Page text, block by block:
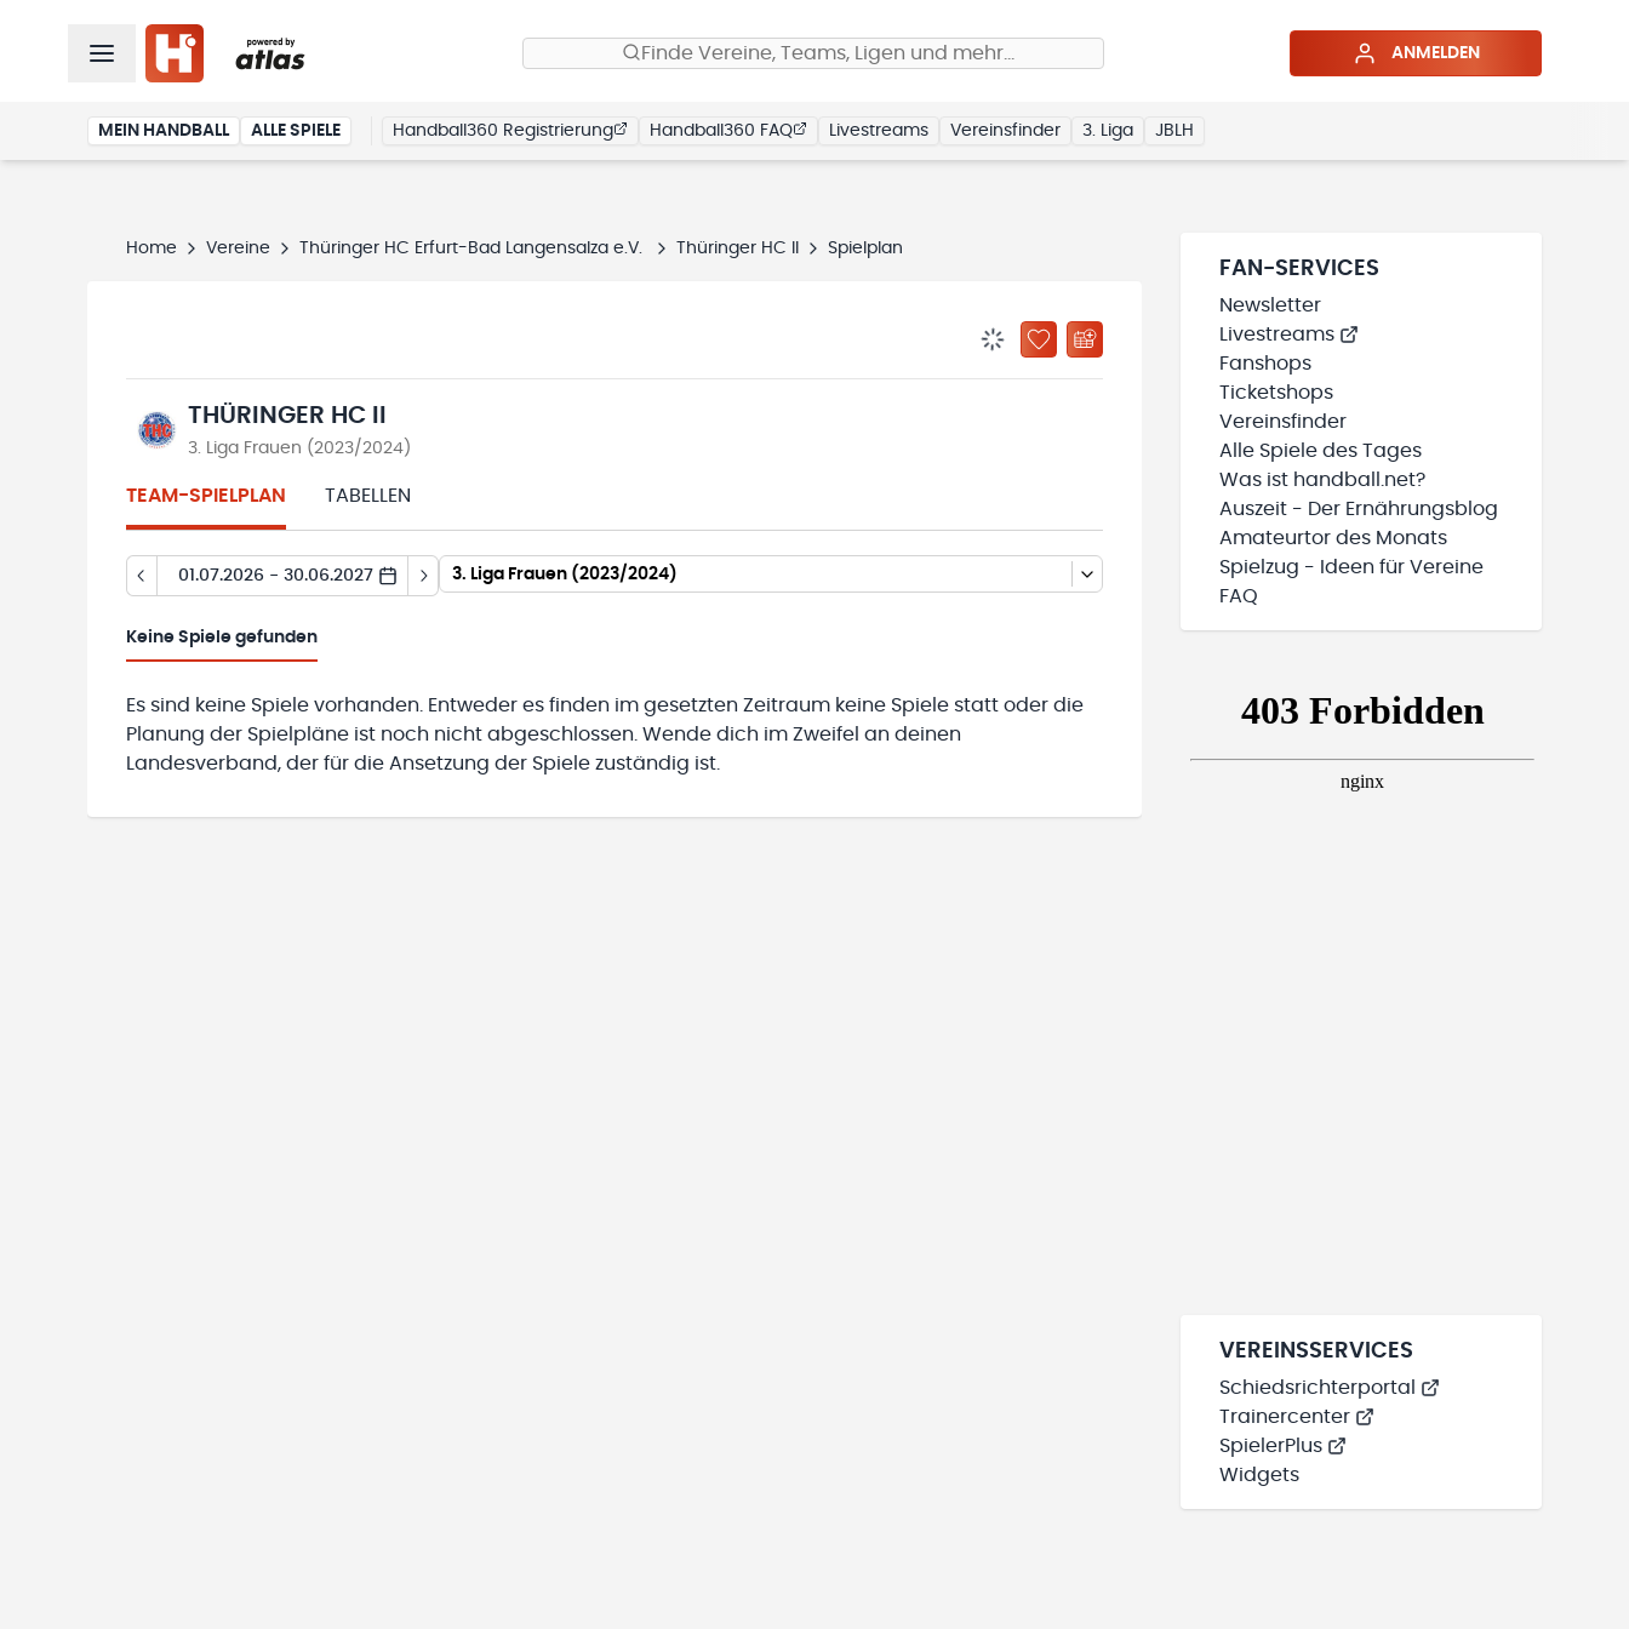
Finde Vereine, Teams, Ligen und mehr… ANMELDEN
MEIN HANDBALL ALLE SPIELE Handball360 Registrierung Handball360 FAQ Livestreams Vereinsfinder 3. Liga JBLH
Home Vereine Thüringer HC Erfurt-Bad Langensalza e.V. Thüringer HC II Spielplan
BENACHRICHTIGUNGSSTATUS WIRD GELADEN
ZU „MEINE TEAMS“ HINZUFÜGEN
THÜRINGER HC II
3. Liga Frauen (2023/2024)
TEAM-SPIELPLAN TABELLEN
01.07.2026 - 30.06.2027 3. Liga Frauen (2023/2024)
Keine Spiele gefunden
Es sind keine Spiele vorhanden. Entweder es finden im gesetzten Zeitraum keine Spiele statt oder die
Planung der Spielpläne ist noch nicht abgeschlossen. Wende dich im Zweifel an deinen
Landesverband, der für die Ansetzung der Spiele zuständig ist.
FAN-SERVICES
Newsletter
Livestreams
Fanshops
Ticketshops
Vereinsfinder
Alle Spiele des Tages
Was ist handball.net?
Auszeit - Der Ernährungsblog
Amateurtor des Monats
Spielzug - Ideen für Vereine
FAQ
VEREINSSERVICES
Schiedsrichterportal
Trainercenter
SpielerPlus
Widgets